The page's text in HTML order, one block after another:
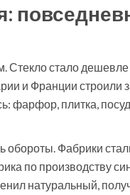
Стекло стало
и Франции строили
фарфор, плитка,
Фабрики
по производству
натуральный,